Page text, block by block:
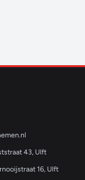
43, Ulft
16, Ulft